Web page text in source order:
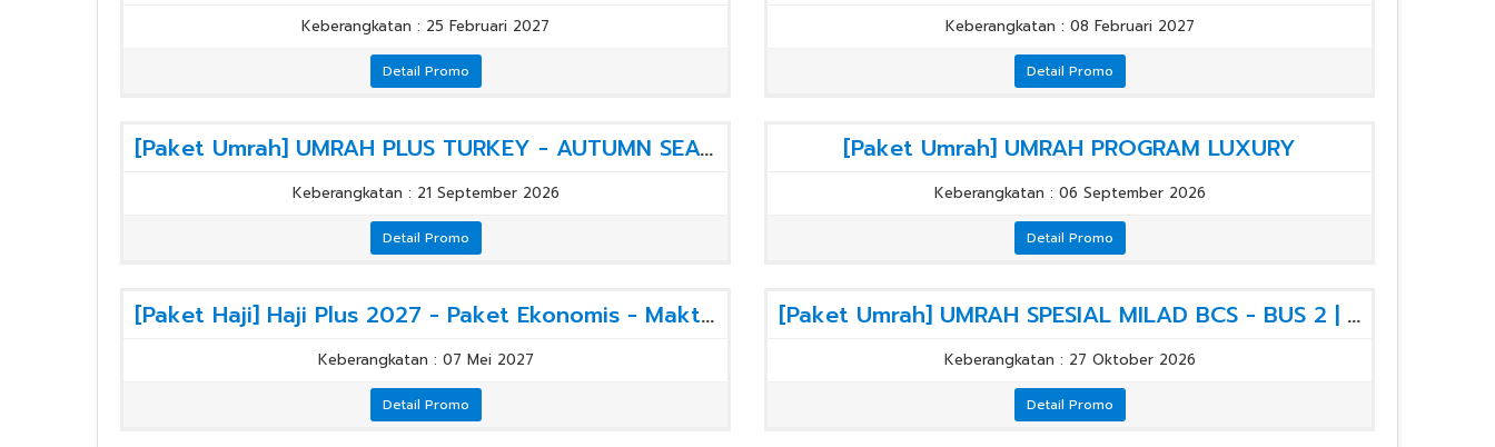
Keberangkatan : 25 Februari 2027
Detail Promo
Keberangkatan : 08 Februari 2027
Detail Promo
[Paket Umrah] UMRAH PLUS TURKEY - AUTUMN SEASON
Keberangkatan : 21 September 2026
Detail Promo
[Paket Umrah] UMRAH PROGRAM LUXURY
Keberangkatan : 06 September 2026
Detail Promo
[Paket Haji] Haji Plus 2027 - Paket Ekonomis - Maktab Grade C
Keberangkatan : 07 Mei 2027
Detail Promo
[Paket Umrah] UMRAH SPESIAL MILAD BCS - BUS 2 | START JAKARTA
Keberangkatan : 27 Oktober 2026
Detail Promo